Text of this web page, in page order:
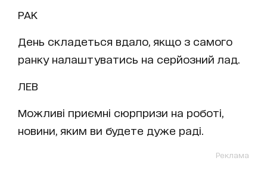
РАК
День складеться вдало, якщо з самого
ранку налаштуватись на серйозний лад.
ЛЕВ
Можливі приємні сюрпризи на роботі,
новини, яким ви будете дуже раді.
Реклама